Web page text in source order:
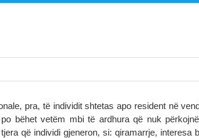
pra, të individit shtetas apo resident në
bëhet vetëm mbi të ardhura që nuk
që individi gjeneron, si: qiramarrje, interesa